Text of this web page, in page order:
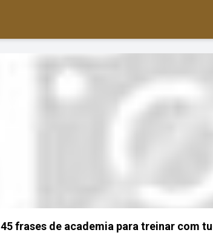
45 frases de academia para treinar com